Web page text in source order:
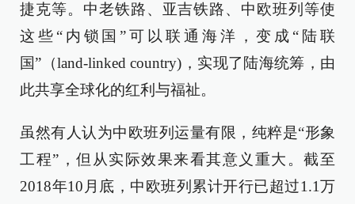
捷克等。中老铁路、亚吉铁路、中欧班列等使
这些“内锁国”可以联通海洋，变成“陆联
国”（land-linked country)，实现了陆海统筹，由
此共享全球化的红利与福祉。
虽然有人认为中欧班列运量有限，纯粹是“形象
工程”，但从实际效果来看其意义重大。截至
2018年10月底，中欧班列累计开行已超过1.1万